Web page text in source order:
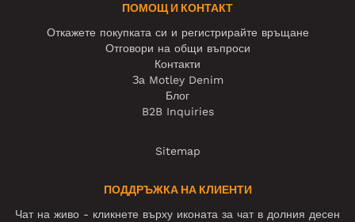
ПОМОЩ И КОНТАКТ
Откажете покупката си и регистрирайте връщане
Отговори на общи въпроси
Контакти
За Motley Denim
Блог
B2B Inquiries
Sitemap
ПОДДРЪЖКА НА КЛИЕНТИ
Чат на живо - кликнете върху иконата за чат в долния десен